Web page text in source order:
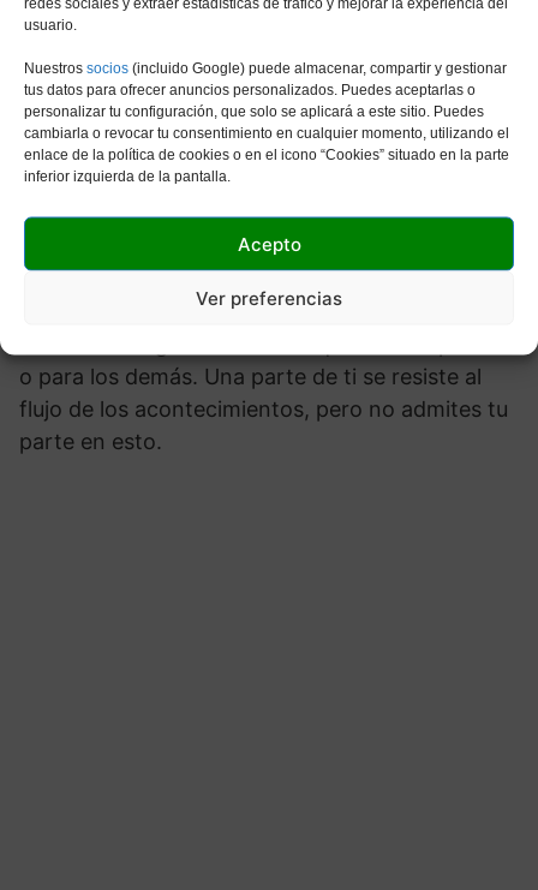
usuario.
Nuestros socios (incluido Google) puede almacenar, compartir y gestionar
tus datos para ofrecer anuncios personalizados. Puedes aceptarlas o
personalizar tu configuración, que solo se aplicará a este sitio. Puedes
cambiarla o revocar tu consentimiento en cualquier momento, utilizando el
enlace de la política de cookies o en el icono “Cookies” situado en la parte
inferior izquierda de la pantalla.
Acepto
Ver preferencias
Significado general:
delante no ha sido satisfactorio. Es un período
de reflexión y selección de opciones. Todo
parece soso y aburrido. ¿Eres incapaz de ver las
cosas geniales justo en frente de tu cara? Tal vez
solo seas un descontento.
Invertido:El Cuatro de Copas invertido indica
que es posible que no estés aclarando las
o para los demás. Una parte de ti se resiste al
flujo de los acontecimientos, pero no admites tu
parte en esto.